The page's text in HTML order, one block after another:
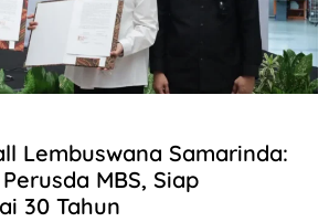
Lembuswana Samarinda:
MBS, Siap
30 Tahun